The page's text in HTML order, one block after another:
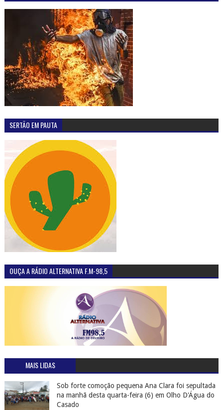
SERTÃO EM PAUTA
OUÇA A RÁDIO ALTERNATIVA F.M-98,5
MAIS LIDAS
Sob forte comoção pequena Ana Clara foi sepultada
na manhã desta quarta-feira (6) em Olho D'Água do
Casado